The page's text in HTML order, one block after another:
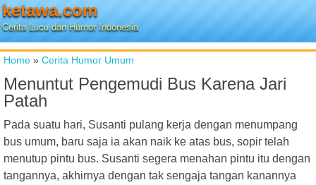
ketawa.com
Cerita Lucu dan Humor Indonesia
Home » Cerita Humor Umum
Menuntut Pengemudi Bus Karena Jari
Patah
Pada suatu hari, Susanti pulang kerja dengan menumpang
bus umum, baru saja ia akan naik ke atas bus, sopir telah
menutup pintu bus. Susanti segera menahan pintu itu dengan
tangannya, akhirnya dengan tak sengaja tangan kanannya